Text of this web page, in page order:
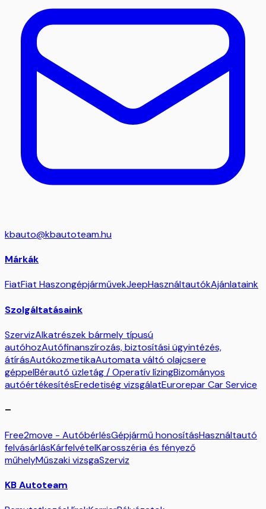
kbauto@kbautoteam.hu
Márkák
FiatFiat HaszongépjárművekJeepHasználtautókAjánlataink
Szolgáltatásaink
SzervizAlkatrészek bármely típusú
autóhozAutófinanszírozás, biztosítási ügyintézés,
átírásAutókozmetikaAutomata váltó olajcsere
géppelBérautó üzletág / Operatív lízingBizományos
autóértékesítésEredetiség vizsgálatEurorepar Car Service
–
Free2move - AutóbérlésGépjármű honosításHasználtautó
felvásárlásKárfelvételKarosszéria és fényező
műhelyMűszaki vizsgaSzerviz
KB Autoteam